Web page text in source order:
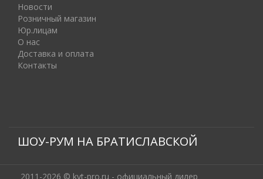
Новости
Розничный магазин
Юр.лицам
О нас
Доставка и оплата
Контакты
ШОУ-РУМ НА БРАТИСЛАВСКОЙ
2011-2026 © kvt-pro.ru - официальный дилер